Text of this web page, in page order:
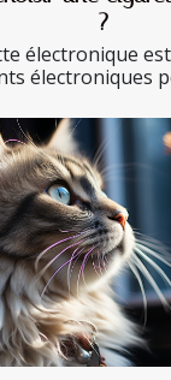
?
électronique
électroniques